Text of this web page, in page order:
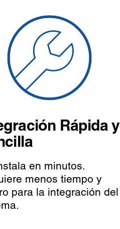
Rápida y
en minutos.
menos tiempo y
para la integración del